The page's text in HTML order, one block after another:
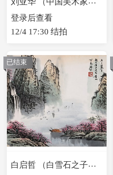
登录后查看
12/4 17:30 结拍
已结束
白启哲 （白雪石之子）山水